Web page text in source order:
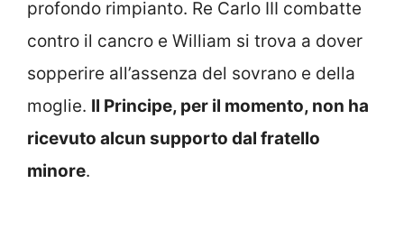
profondo rimpianto. Re Carlo III combatte
contro il cancro e William si trova a dover
sopperire all’assenza del sovrano e della
moglie. Il Principe, per il momento, non ha
ricevuto alcun supporto dal fratello
minore.